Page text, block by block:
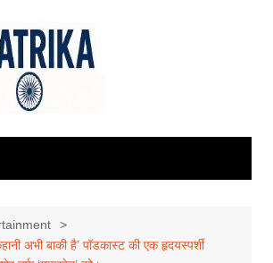
अभी बाकी है’ पॉडकास्ट की एक हृदयस्पर्शी